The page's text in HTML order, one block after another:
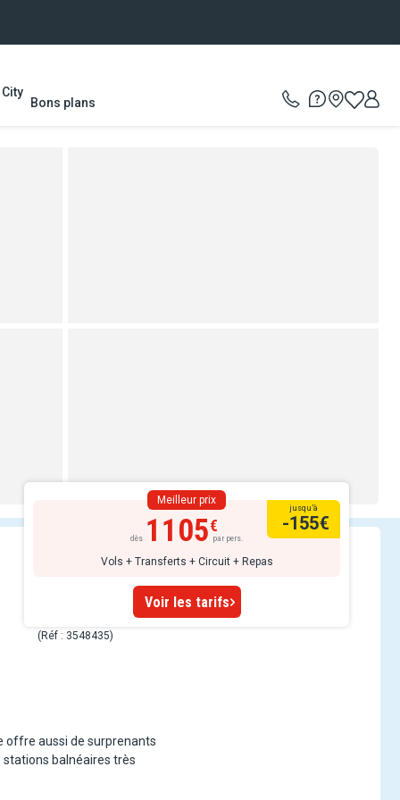
Bons plans
Meilleur prix
dès 1105 par pers.
Vols + Transferts + Circuit + Repas
jusqu’à
-155€
Voir les tarifs
(Réf : 3548435)
offre aussi de surprenants
balnéaires très